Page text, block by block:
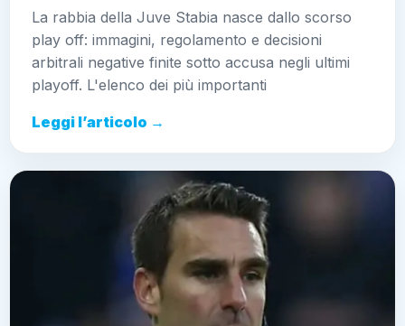
La rabbia della Juve Stabia nasce dallo scorso
play off: immagini, regolamento e decisioni
arbitrali negative finite sotto accusa negli ultimi
playoff. L'elenco dei più importanti
Leggi l’articolo →